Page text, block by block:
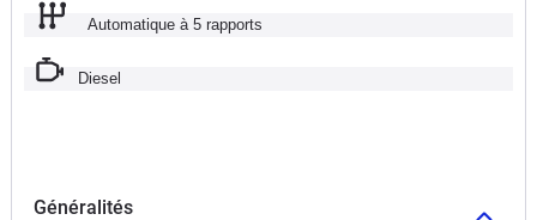
Automatique à 5 rapports
Diesel
Généralités